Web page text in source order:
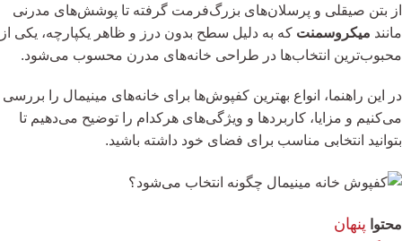
از بتن صیقلی و پرسلان‌های بزرگ‌فرمت گرفته تا پوشش‌های مدرنی
مانند میکروسمنت که به دلیل سطح بدون درز و ظاهر یکپارچه، یکی از
محبوب‌ترین انتخاب‌ها در طراحی خانه‌های مدرن محسوب می‌شود.
در این راهنما، انواع بهترین کفپوش‌ها برای خانه‌های مینیمال را بررسی
می‌کنیم و مزایا، کاربردها و ویژگی‌های هرکدام را توضیح می‌دهیم تا
بتوانید انتخابی مناسب برای فضای خود داشته باشید.
محتوا پنهان